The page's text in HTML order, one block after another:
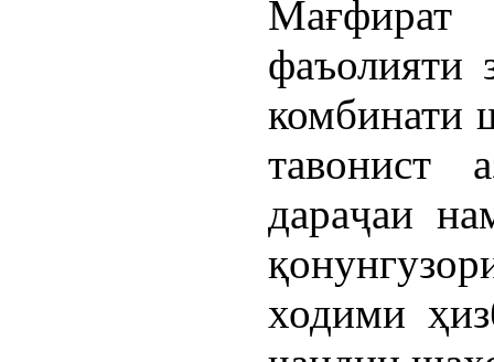
фаъолияти
комбинати
тавонист
дараҷаи
ходими